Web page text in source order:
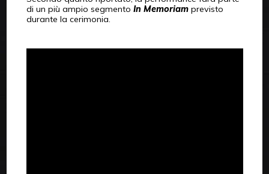
di un più ampio segmento In Memoriamprevisto
durante la cerimonia.